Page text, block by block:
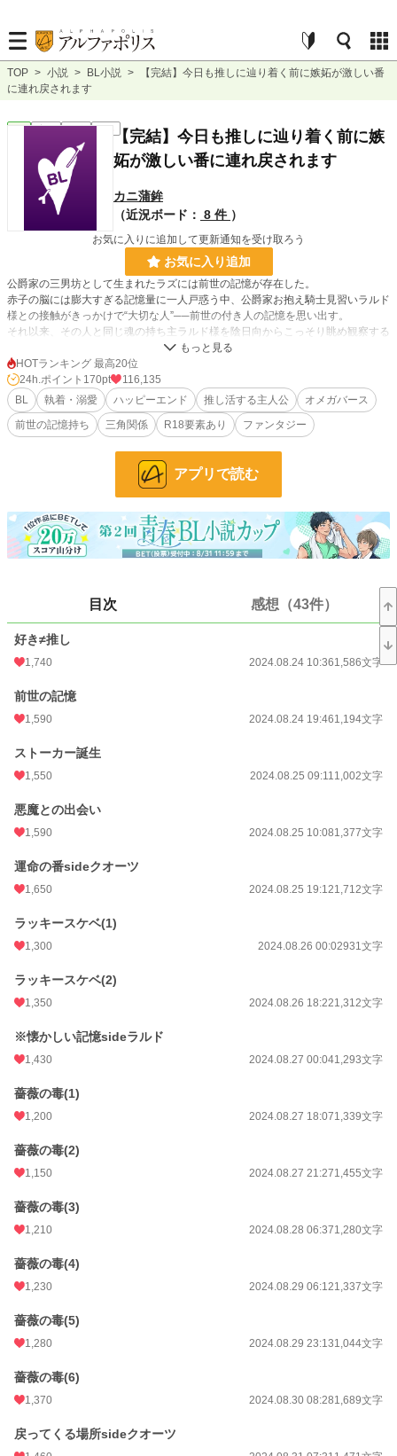
TOP > 小説 > BL小説 >
【完結】今日も推しに辿り着く前に嫉妬が激しい番
に連れ戻されます
BL 完結 長編
【完結】今日も推しに辿り着く前に嫉
妬が激しい番に連れ戻されます
カニ蒲鉾
（近況ボード： 8 件 ）
お気に入りに追加して更新通知を受け取ろう
お気に入り追加
公爵家の三男坊として生まれたラズには前世の記憶が存在した。
赤子の脳には膨大すぎる記憶量に一人戸惑う中、公爵家お抱え騎士見習いラルド
様との接触がきっかけで“大切な人”──前世の付き人の記憶を思い出す。
それ以来、その人と同じ魂の持ち主ラルド様を陰日向からこっそり眺め観察する
活動【推し活】に精を出していた。
しかし、そんなラズには既に運命の番が存在する。
それはこの国の絶対的権力者である国王陛下クオーツ様。
出会った瞬間からロックオンされ過ごしてきた長い年月を経て、ラズの初めての
発情期が来ると同時に番契約を結んだ二人は正真正銘番同士。が、それとこれと
ラズのハッピー推し活ライフもクオーツ様にバレれば即寝室へ強制送還。
満足に推し活をする為、毎日が戦いだった───
「はぁラルド様…今日もかっこいいぃ〜っ」
「……ねぇラズ？お願いだから私以外の男に興奮しないでよ。その目が他の男を
映すのが気に入らない」
「きぃぃっ権力の行使反対！！」
推しを眺める推し活を生きがいとするラズと、自分だけを見ていてほしいクオー
ツ様の一瞬即発奮闘ラブコメ。
◆ラズ(22)Ω
◆クオーツ様(29)α
…国王陛下、見た目爽やか中身激重愛情嫉妬の鬼
ラズの前世の婚約者
◆ラルド様(32)α
…騎士団長、落ち着いた大人な男性、筋肉
◆トール、マリン(29)β
…双子、クオーツ様とラズの側近兼護衛兼愚痴聞き役
少しでもR-18展開のお話にはタイトルに※付けます。
24h.ポイント
文字数
更新日時
初回公開日時 2024.08.24 10:36
初回完結日時
週間ポイント 1,431 pt (6,864 位)
年間ポイント 116,078 pt (5,281 位)
HOTランキング 最高20位
24h.ポイント 170pt
116,135
BL
執着・溺愛 ハッピーエンド 推し活する主人公
オメガバース
前世の記憶持ち
三角関係 R18要素あり ファンタジー
アプリで読む
目次 感想（43件）
好き≠推し
1,740 2024.08.24 10:361,586文字
前世の記憶
1,590 2024.08.24 19:461,194文字
ストーカー誕生
1,550 2024.08.25 09:111,002文字
悪魔との出会い
1,590 2024.08.25 10:081,377文字
運命の番sideクオーツ
1,650 2024.08.25 19:121,712文字
ラッキースケベ(1)
1,300 2024.08.26 00:02931文字
ラッキースケベ(2)
1,350 2024.08.26 18:221,312文字
※懐かしい記憶sideラルド
1,430 2024.08.27 00:041,293文字
薔薇の毒(1)
1,200 2024.08.27 18:071,339文字
薔薇の毒(2)
1,150 2024.08.27 21:271,455文字
薔薇の毒(3)
1,210 2024.08.28 06:371,280文字
薔薇の毒(4)
1,230 2024.08.29 06:121,337文字
薔薇の毒(5)
1,280 2024.08.29 23:131,044文字
薔薇の毒(6)
1,370 2024.08.30 08:281,689文字
戻ってくる場所sideクオーツ